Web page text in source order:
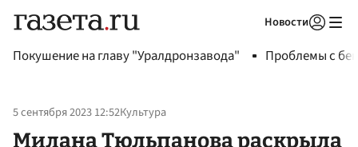
Новости
Покушение на главу "Уралдронзавода" Проблемы с
5 сентября 2023 12:52Культура
Милана Тюльпанова раскрыла